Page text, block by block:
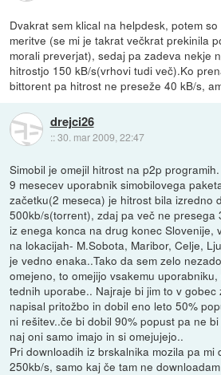
Dvakrat sem klical na helpdesk, potem
meritve (se mi je takrat večkrat prekinila
morali preverjat), sedaj pa zadeva nekje
hitrostjo 150 kB/s(vrhovi tudi več).Ko
bittorent pa hitrost ne preseže 40 kB/s,
drejci26
::30. mar 2009, 22:47
Simobil je omejil hitrost na p2p
9 mesecev uporabnik simobilovega
začetku(2 meseca) je hitrost bila izredno
500kb/s(torrent), zdaj pa več ne presega
iz enega konca na drug konec Slovenije,
na lokacijah- M.Sobota, Maribor, Celje,
je vedno enaka..Tako da sem zelo
omejeno, to omejijo vsakemu
tednih uporabe.. Najraje bi jim to v
napisal pritožbo in dobil eno leto 50%
ni rešitev..če bi dobil 90% popust pa ne
naj oni samo imajo in si omejujejo..
Pri downloadih iz brskalnika mozila pa mi
250kb/s, samo kaj če tam ne